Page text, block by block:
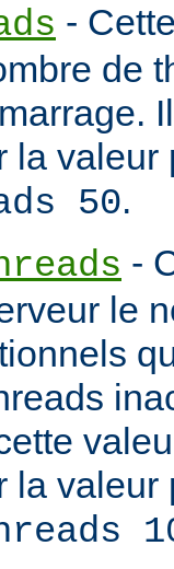
-
de
la valeur
50.
-
le
la valeur